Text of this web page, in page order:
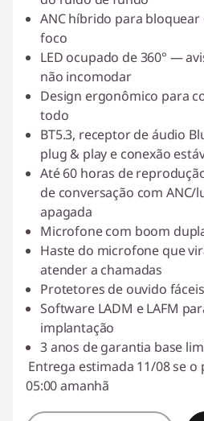
ANC híbrido para
foco
LED ocupado de 360° —
não incomodar
Design ergonômico para
todo
BT5.3, receptor de áudio
plug & play e conexão
Até 60 horas de
de conversação com ANC/
apagada
Microfone com boom
Haste do microfone que
atender a chamadas
Protetores de ouvido
Software LADM e LAFM
implantação
3 anos de garantia base
Entrega estimada 11/08 se
05:00 amanhã